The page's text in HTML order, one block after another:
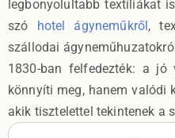
legbonyolultabb textíliákat
szó
hotel ágyneműkről ,
szállodai
1830-ban felfedezték: a jó
könnyíti meg, hanem valódi
akik tisztelettel tekintenek a